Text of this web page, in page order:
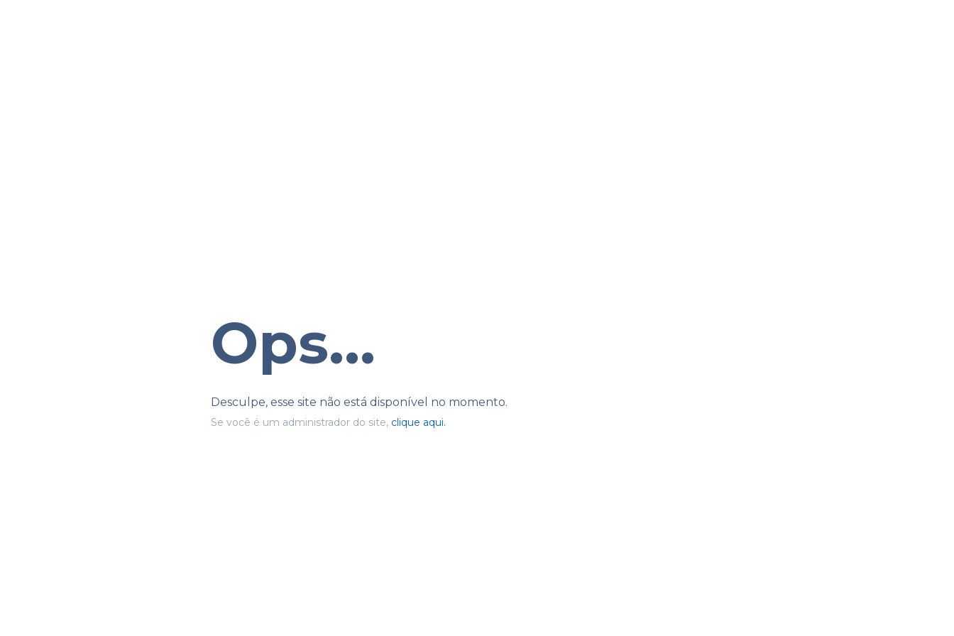
Ops...
Desculpe, esse site não está disponível no momento.
Se você é um administrador do site, clique aqui.